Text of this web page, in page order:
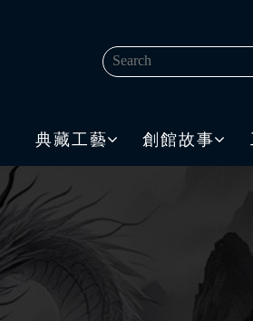
典藏工藝 創館故事